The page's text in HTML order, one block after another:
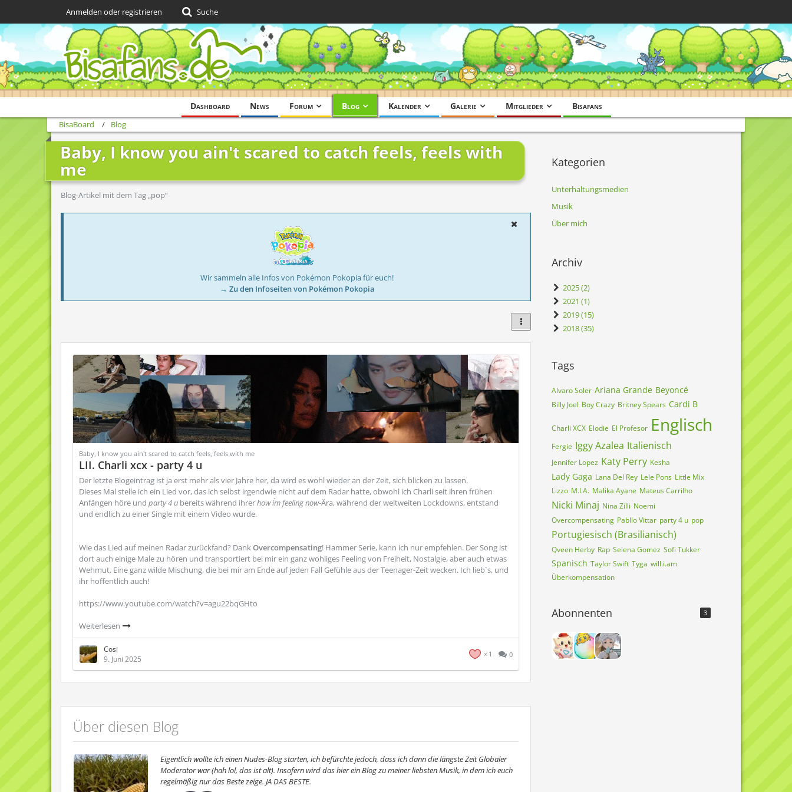
Dashboard News Forum Blog Kalender Galerie Mitglieder Bisafans
Anmelden oder registrieren Suche
BisaBoard Blog
Baby, I know you ain't scared to catch feels, feels with
me
Blog-Artikel mit dem Tag „pop“
Wir sammeln alle Infos von Pokémon Pokopia für euch!
→ Zu den Infoseiten von Pokémon Pokopia
Baby, I know you ain't scared to catch feels, feels with me
LII. Charli xcx - party 4 u
Der letzte Blogeintrag ist ja erst mehr als vier Jahre her, da wird es wohl wieder an der Zeit, sich blicken zu lassen.
Dieses Mal stelle ich ein Lied vor, das ich selbst irgendwie nicht auf dem Radar hatte, obwohl ich Charli seit ihren frühen
Anfängen höre und party 4 u bereits während ihrerhow i´m feeling now-Ära, während der weltweiten Lockdowns, entstand
und endlich zu einer Single mit einem Video wurde.
Wie das Lied auf meinen Radar zurückfand? DankOvercompensating! Hammer Serie, kann ich nur empfehlen. Der Song ist
dort auch einige Male zu hören und transportiert bei mir ein ganz wohliges Feeling von Freiheit, Nostalgie, aber auch etwas
Wehmut. Eine ganz wilde Mischung, die bei mir am Ende auf jeden Fall Gefühle aus der Teenager-Zeit wecken. Ich lieb´s, und
ihr hoffentlich auch!
https://www.youtube.com/watch?v=agu22bqGHto
Weiterlesen
Cosi
9. Juni 2025
1 0
Über diesen Blog
Eigentlich wollte ich einen Nudes-Blog starten, ich befürchte jedoch, dass ich dann die längste Zeit Globaler
Moderator war (hah lol, das ist alt). Insofern wird das hier ein Blog zu meiner liebsten Musik, in dem ich euch
regelmäßig nur das Beste zeige. JA DAS BESTE.
Kategorien
Unterhaltungsmedien
Musik
Über mich
Archiv
2025 (2)
2021 (1)
2019 (15)
2018 (35)
Tags
Alvaro Soler Ariana Grande Beyoncé
Billy Joel Boy Crazy Britney Spears Cardi B
Charli XCX Elodie El Profesor Englisch
Fergie Iggy Azalea Italienisch
Jennifer Lopez Katy Perry Kesha
Lady Gaga Lana Del Rey Lele Pons Little Mix
Lizzo M.I.A. Malika Ayane Mateus Carrilho
Nicki Minaj Nina Zilli Noemi
Overcompensating Pabllo Vittar party 4 u pop
Portugiesisch (Brasilianisch)
Qveen Herby Rap Selena Gomez Sofi Tukker
Spanisch Taylor Swift Tyga will.i.am
Überkompensation
Abonnenten 3